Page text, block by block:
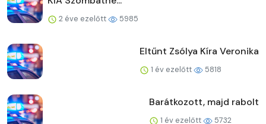
2 éve ezelőtt 5985
Eltűnt Zsólya Kíra Veronika
1 év ezelőtt 5818
Barátkozott, majd rabolt
1 év ezelőtt 5732